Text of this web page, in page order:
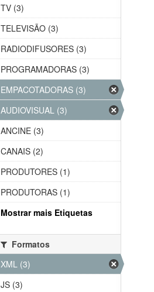
TV (3)
TELEVISÃO (3)
RADIODIFUSORES (3)
PROGRAMADORAS (3)
EMPACOTADORAS (3)
AUDIOVISUAL (3)
ANCINE (3)
CANAIS (2)
PRODUTORES (1)
PRODUTORAS (1)
Mostrar mais Etiquetas
Formatos
XML (3)
JS (3)